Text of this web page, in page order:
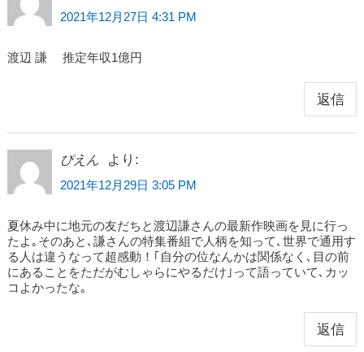
2021年12月27日 4:31 PM
渡辺 謙 推定年収1億円
返信
ぴえん より:
2021年12月29日 3:05 PM
夏休み中に地元の友だちと渡辺謙さんの最新作映画を見に行っ
たよ｡そのあと､謙さんの特集番組で人柄を知って､世界で通用す
る人は違うなって超感動！｢自分の位なんかは関係なく､目の前
にあることをただがむしゃらにやるだけ｣って語っていて､カッ
コよかったな｡
返信